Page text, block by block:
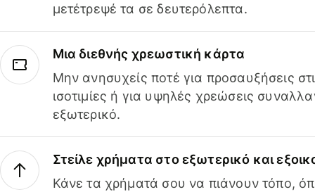
μετέτρεψέ τα σε δευτερόλεπτα.
Μια διεθνής χρεωστική κάρτα
Μην ανησυχείς ποτέ για προσαυξήσεις
ισοτιμίες ή για υψηλές χρεώσεις
εξωτερικό.
Στείλε χρήματα στο εξωτερικό και
Κάνε τα χρήματά σου να πιάνουν τόπο,